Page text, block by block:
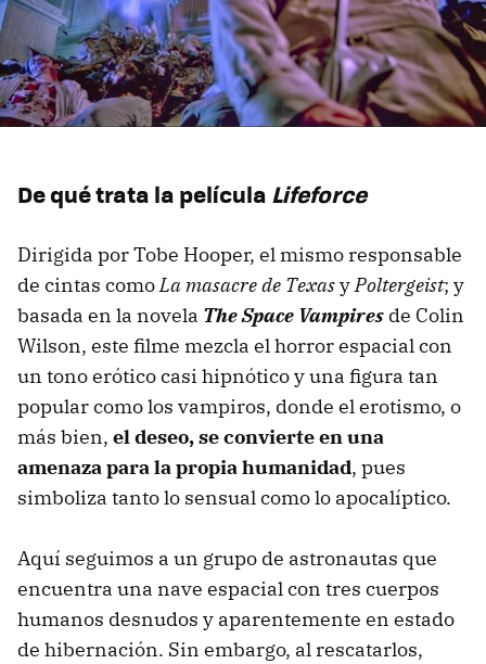
De qué trata la películaLifeforce
Dirigida por Tobe Hooper, el mismo responsable
de cintas comoLa masacre de TexasyPoltergeist; y
basada en la novela The Space Vampires de Colin
Wilson, este filme mezcla el horror espacial con
un tono erótico casi hipnótico y una figura tan
popular como los vampiros, donde el erotismo, o
más bien, el deseo, se convierte en una
amenaza para la propia humanidad, pues
simboliza tanto lo sensual como lo apocalíptico.
Aquí seguimos a un grupo de astronautas que
encuentra una nave espacial con tres cuerpos
humanos desnudos y aparentemente en estado
de hibernación. Sin embargo, al rescatarlos,